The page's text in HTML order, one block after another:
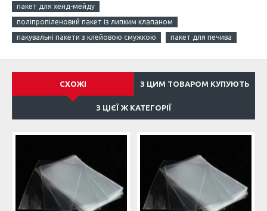
пакет для хенд-мейду
поліпропіленовий пакет із липким клапаном
пакувальні пакети з клейовою смужкою
пакет для печива
СХОЖІ З ЦИМ ТОВАРОМ КУПУЮТЬ
З ЦІЄЇ Ж КАТЕГОРІЇ